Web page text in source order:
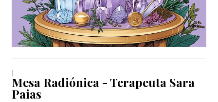
|
Mesa Radiónica - Terapeuta Sara
Paias